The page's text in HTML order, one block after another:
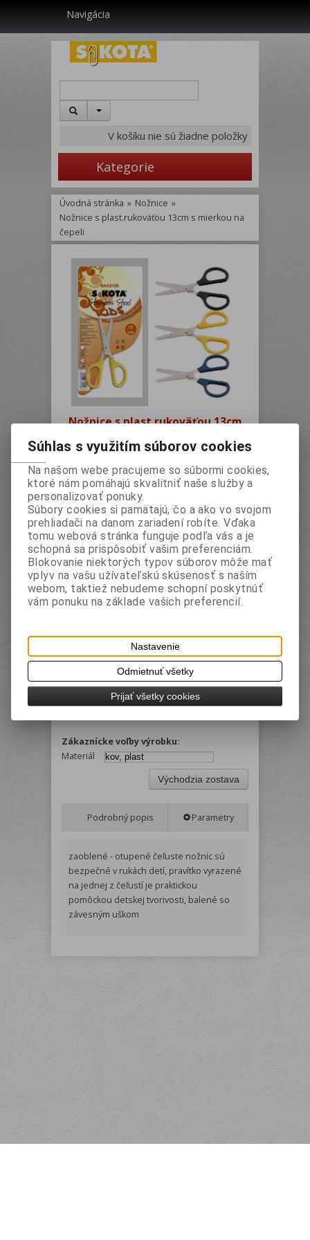
Navigácia
V košíku nie sú žiadne položky
Kategorie
Úvodná stránka » Nožnice »
Nožnice s plast.rukoväťou 13cm s mierkou na
čepeli
Nožnice s plast.rukoväťou 13cm
s mierkou na čepeli
Vaša cena bez DPH:
Vaša cena s DPH:1,80 EUR
ks
Pridať do košíka
Katalógové číslo: BAA2120
Záruka (mesiacov): 24
Hmotnosť:0,029 kg
Počet v balení:24 ks
EAN:5997875721206
Zákaznícke voľby výrobku:
Materiál
Východzia zostava
Podrobný popis Parametry
zaoblené - otupené čeľuste nožníc sú
bezpečné v rukách detí, pravítko vyrazené
na jednej z čeľustí je praktickou
pomôckou detskej tvorivosti, balené so
závesným uškom
Súhlas s využitím súborov cookies
Na našom webe pracujeme so súbormi cookies,
ktoré nám pomáhajú skvalitniť naše služby a
personalizovať ponuky.
Súbory cookies si pamätajú, čo a ako vo svojom
prehliadači na danom zariadení robíte. Vďaka
tomu webová stránka funguje podľa vás a je
schopná sa prispôsobiť vašim preferenciám.
Blokovanie niektorých typov súborov môže mať
vplyv na vašu užívateľskú skúsenosť s naším
webom, taktiež nebudeme schopní poskytnúť
vám ponuku na základe vašich preferencií.
Nastavenie
Odmietnuť všetky
Prijať všetky cookies